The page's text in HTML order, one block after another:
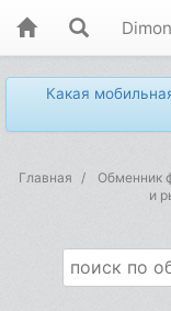
Какая
Главная Обменник
и